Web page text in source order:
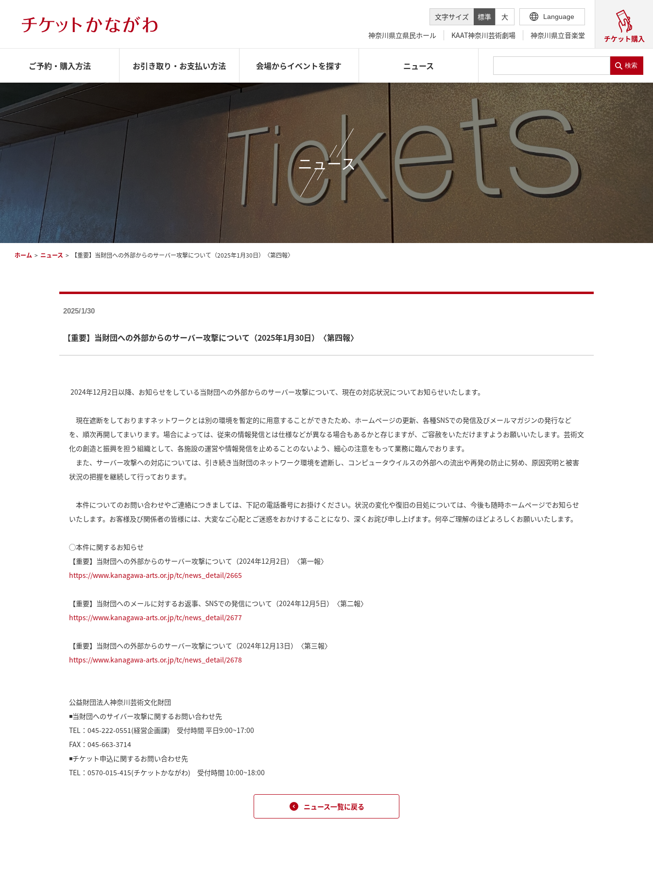
文字サイズ 標準 大 Language
神奈川県立県民ホール KAAT神奈川芸術劇場 神奈川県立音楽堂 チケット購入
ご予約・購入方法 お引き取り・お支払い方法 会場からイベントを探す ニュース 検索
ニュース
ホーム > ニュース > 【重要】当財団への外部からのサーバー攻撃について（2025年1月30日）〈第四報〉
2025/1/30
【重要】当財団への外部からのサーバー攻撃について（2025年1月30日）〈第四報〉
2024年12月2日以降、お知らせをしている当財団への外部からのサーバー攻撃について、現在の対応状況についてお知らせいたします。
現在遮断をしておりますネットワークとは別の環境を暫定的に用意することができたため、ホームページの更新、各種SNSでの発信及びメールマガジンの発行など
を、順次再開してまいります。場合によっては、従来の情報発信とは仕様などが異なる場合もあるかと存じますが、ご容赦をいただけますようお願いいたします。芸術文
化の創造と振興を担う組織として、各施設の運営や情報発信を止めることのないよう、細心の注意をもって業務に臨んでおります。
また、サーバー攻撃への対応については、引き続き当財団のネットワーク環境を遮断し、コンピュータウイルスの外部への流出や再発の防止に努め、原因究明と被害
状況の把握を継続して行っております。
本件についてのお問い合わせやご連絡につきましては、下記の電話番号にお掛けください。状況の変化や復旧の目処については、今後も随時ホームページでお知らせ
いたします。お客様及び関係者の皆様には、大変なご心配とご迷惑をおかけすることになり、深くお詫び申し上げます。何卒ご理解のほどよろしくお願いいたします。
◯本件に関するお知らせ
【重要】当財団への外部からのサーバー攻撃について（2024年12月2日）〈第一報〉
https://www.kanagawa-arts.or.jp/tc/news_detail/2665
【重要】当財団へのメールに対するお返事、SNSでの発信について（2024年12月5日）〈第二報〉
https://www.kanagawa-arts.or.jp/tc/news_detail/2677
【重要】当財団への外部からのサーバー攻撃について（2024年12月13日）〈第三報〉
https://www.kanagawa-arts.or.jp/tc/news_detail/2678
公益財団法人神奈川芸術文化財団
◾️当財団へのサイバー攻撃に関するお問い合わせ先
TEL：045-222-0551(経営企画課) 受付時間 平日9:00~17:00
FAX：045-663-3714
◾️チケット申込に関するお問い合わせ先
TEL：0570-015-415(チケットかながわ) 受付時間 10:00~18:00
ニュース一覧に戻る